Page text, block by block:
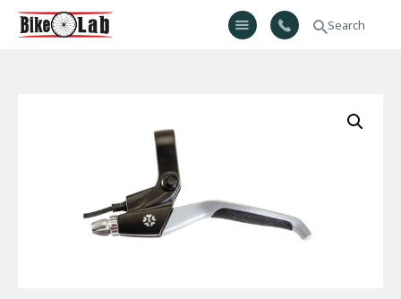
Bikelab
Σχετικά Με Εμάς
Προϊόντα
Υπηρεσίες
Gallery
Επικοινωνία